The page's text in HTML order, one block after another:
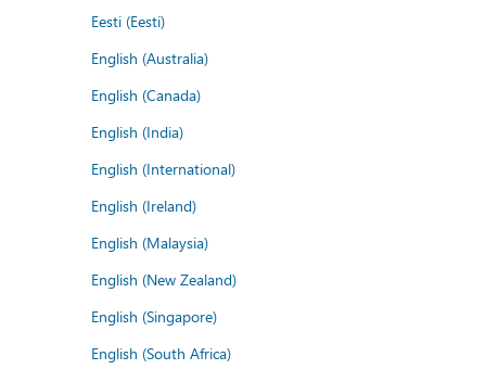
Eesti (Eesti)
English (Australia)
English (Canada)
English (India)
English (International)
English (Ireland)
English (Malaysia)
English (New Zealand)
English (Singapore)
English (South Africa)